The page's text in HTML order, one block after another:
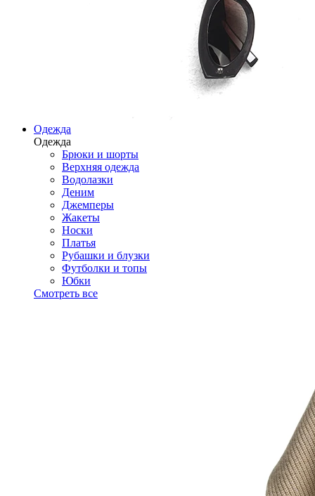
Одежда
Одежда
Брюки и шорты
Верхняя одежда
Водолазки
Деним
Джемперы
Жакеты
Носки
Платья
Рубашки и блузки
Футболки и топы
Юбки
Смотреть все